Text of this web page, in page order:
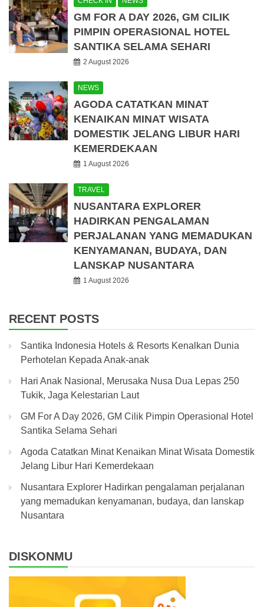
GM FOR A DAY 2026, GM CILIK
PIMPIN OPERASIONAL HOTEL
SANTIKA SELAMA SEHARI
2 August 2026
NEWS
AGODA CATATKAN MINAT
KENAIKAN MINAT WISATA
DOMESTIK JELANG LIBUR HARI
KEMERDEKAAN
1 August 2026
TRAVEL
NUSANTARA EXPLORER
HADIRKAN PENGALAMAN
PERJALANAN YANG MEMADUKAN
KENYAMANAN, BUDAYA, DAN
LANSKAP NUSANTARA
1 August 2026
RECENT POSTS
Santika Indonesia Hotels & Resorts Kenalkan Dunia
Perhotelan Kepada Anak-anak
Hari Anak Nasional, Merusaka Nusa Dua Lepas 250
Tukik, Jaga Kelestarian Laut
GM For A Day 2026, GM Cilik Pimpin Operasional Hotel
Santika Selama Sehari
Agoda Catatkan Minat Kenaikan Minat Wisata Domestik
Jelang Libur Hari Kemerdekaan
Nusantara Explorer Hadirkan pengalaman perjalanan
yang memadukan kenyamanan, budaya, dan lanskap
Nusantara
DISKONMU